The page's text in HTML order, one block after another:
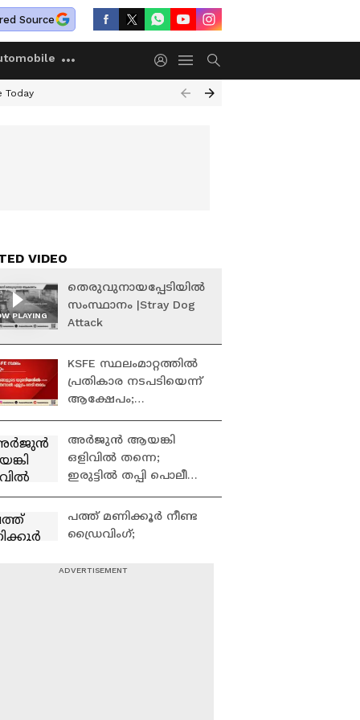
Source
Today
VIDEO
PLAYING
തെരുവുനായപ്പേടിയിൽ
സംസ്ഥാനം |Stray Dog
Attack
KSFE സ്ഥലംമാറ്റത്തിൽ
പ്രതികാര നടപടിയെന്ന്
ആക്ഷേപം;
നേതാവിൻ്റെ ഓഡിയോ
പുറത്ത് | Congress
അർജുൻ ആയങ്കി
ഒളിവിൽ തന്നെ;
ഇരുട്ടിൽ തപ്പി പൊലീസ്,
അടുപ്പമുള്ള 21 പേർ
കസ്റ്റഡിയിൽ
പത്ത് മണിക്കൂർ നീണ്ട
ഡ്രൈവിംഗ്;
എസ് ആർ ടി സി ബസ്